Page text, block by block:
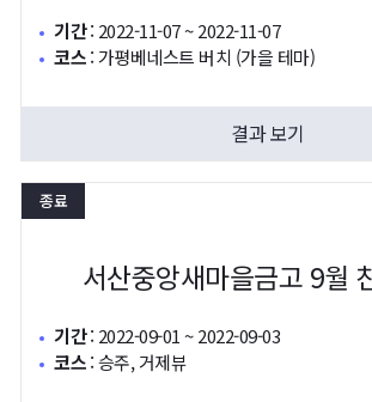
기간: 2022-11-07 ~ 2022-11-07
코스:가평베네스트 버치 (가을 테마)
결과 보기
종료
서산중앙새마을금고 9월
기간: 2022-09-01 ~ 2022-09-03
코스:승주, 거제뷰